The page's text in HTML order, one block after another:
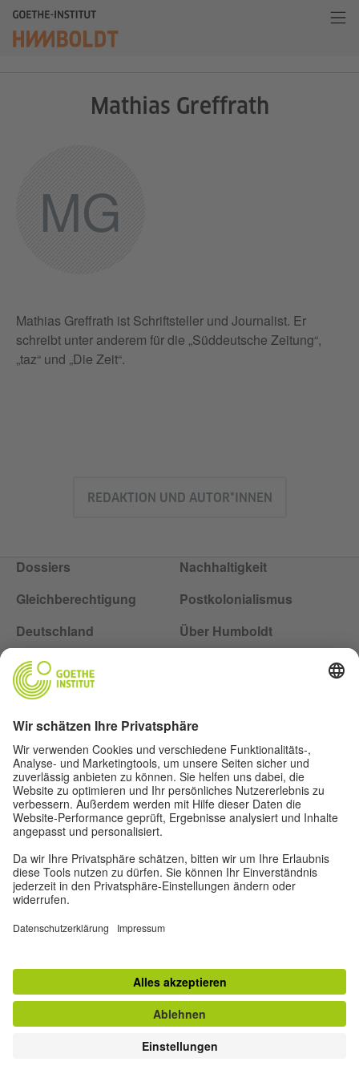
MG
Mathias Greffrath
Mathias Greffrath ist Schriftsteller und Journalist. Er
schreibt unter anderem für die „Süddeutsche Zeitung“,
„taz“ und „Die Zeit“.
REDAKTION UND AUTOR*INNEN
Dossiers
Nachhaltigkeit
Gleichberechtigung
Postkolonialismus
Deutschland
Über Humboldt
Impressum
Datenschutz
Nutzungsbedingungen
Privatsphäre-Einstellungen
Folge dem Magazin Humboldt auf Social Media
Andere Magazine des Goethe-Instituts
Gegenüber : Transatlantisches
Ruya